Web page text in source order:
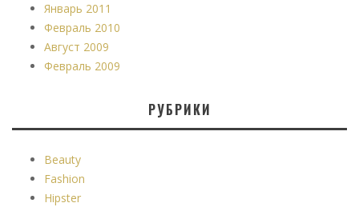
Январь 2011
Февраль 2010
Август 2009
Февраль 2009
РУБРИКИ
Beauty
Fashion
Hipster